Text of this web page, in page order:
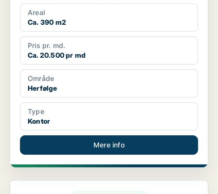
Areal
Ca. 390 m2
Pris pr. md.
Ca. 20.500 pr md
Område
Herfølge
Type
Kontor
Mere info